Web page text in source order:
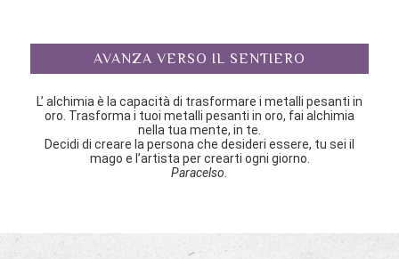
AVANZA VERSO IL SENTIERO
L’ alchimia è la capacità di trasformare i metalli pesanti in
oro. Trasforma i tuoi metalli pesanti in oro, fai alchimia
nella tua mente, in te.
Decidi di creare la persona che desideri essere, tu sei il
mago e l’artista per crearti ogni giorno.
Paracelso.